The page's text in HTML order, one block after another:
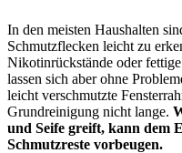
In den meisten Haushalten
Schmutzflecken leicht zu
Nikotinrückstände oder
lassen sich aber ohne
leicht verschmutzte
Grundreinigung nicht lange.
und Seife greift, kann dem
Schmutzreste vorbeugen.